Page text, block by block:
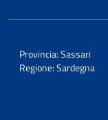
Provincia: Sassari
Regione: Sardegna